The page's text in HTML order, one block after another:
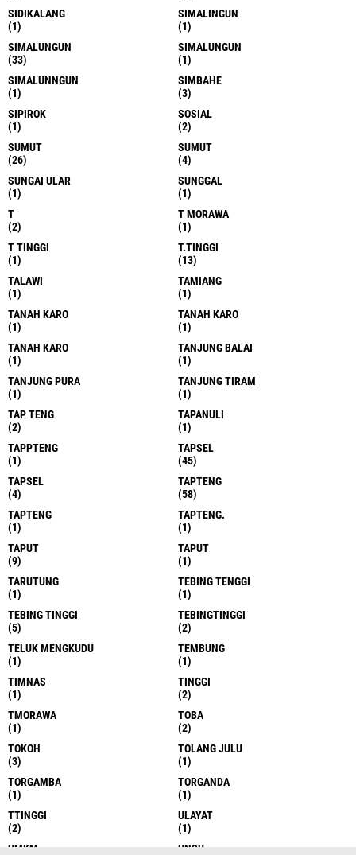
SIDIKALANG
(1)
SIMALINGUN
(1)
SIMALUNGUN
(33)
SIMALUNGUN
(1)
SIMALUNNGUN
(1)
SIMBAHE
(3)
SIPIROK
(1)
SOSIAL
(2)
SUMUT
(26)
SUMUT
(4)
SUNGAI ULAR
(1)
SUNGGAL
(1)
T
(2)
T MORAWA
(1)
T TINGGI
(1)
T.TINGGI
(13)
TALAWI
(1)
TAMIANG
(1)
TANAH KARO
(1)
TANAH KARO
(1)
TANAH KARO
(1)
TANJUNG BALAI
(1)
TANJUNG PURA
(1)
TANJUNG TIRAM
(1)
TAP TENG
(2)
TAPANULI
(1)
TAPPTENG
(1)
TAPSEL
(45)
TAPSEL
(4)
TAPTENG
(58)
TAPTENG
(1)
TAPTENG.
(1)
TAPUT
(9)
TAPUT
(1)
TARUTUNG
(1)
TEBING TENGGI
(1)
TEBING TINGGI
(5)
TEBINGTINGGI
(2)
TELUK MENGKUDU
(1)
TEMBUNG
(1)
TIMNAS
(1)
TINGGI
(2)
TMORAWA
(1)
TOBA
(2)
TOKOH
(3)
TOLANG JULU
(1)
TORGAMBA
(1)
TORGANDA
(1)
TTINGGI
(2)
ULAYAT
(1)
UMKM
UNSU